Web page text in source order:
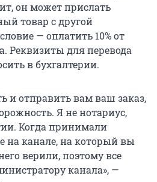
он может прислать
товар с другой
— оплатить 10% от
Реквизиты для перевода
в бухгалтерии.
и отправить вам ваш заказ,
Я не нотариус,
Когда принимали
на канале, на который вы
верили, поэтому все
канала», —